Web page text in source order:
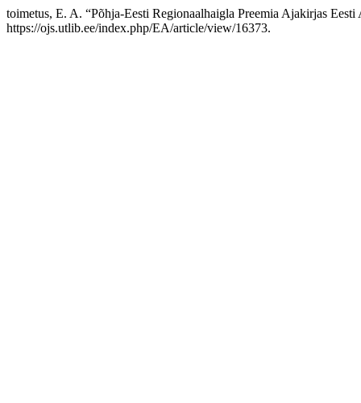
toimetus, E. A. “Põhja-Eesti Regionaalhaigla Preemia Ajakirjas
https://ojs.utlib.ee/index.php/EA/article/view/16373.